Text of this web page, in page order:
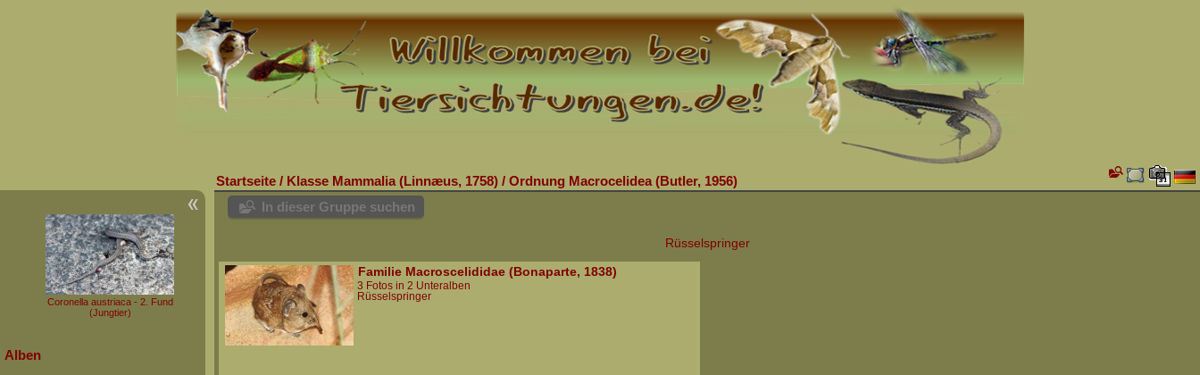
Coronella austriaca - 2. Fund
(Jungtier)
Alben
Startseite / Klasse Mammalia (Linnæus, 1758) / Ordnung Macrocelidea (Butler, 1956)
In dieser Gruppe suchen
Rüsselspringer
Familie Macroscelididae (Bonaparte, 1838)
3 Fotos in 2 Unteralben
Rüsselspringer